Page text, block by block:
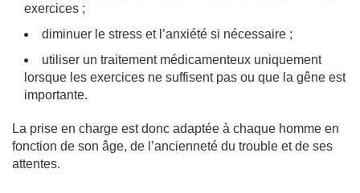
exercices ;
diminuer le stress et l’anxiété si nécessaire ;
utiliser un traitement médicamenteux uniquement
lorsque les exercices ne suffisent pas ou que la gêne est
importante.
La prise en charge est donc adaptée à chaque homme en
fonction de son âge, de l’ancienneté du trouble et de ses
attentes.